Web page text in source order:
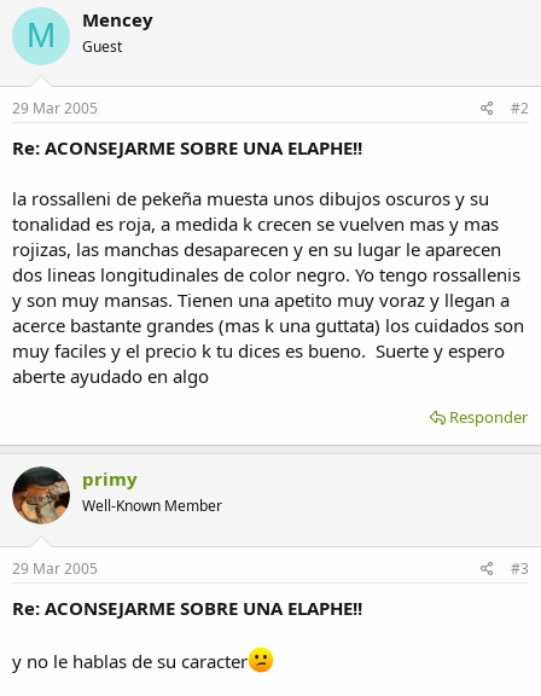
M Mencey
Guest
29 Mar 2005 #2
Re: ACONSEJARME SOBRE UNA ELAPHE!!
la rossalleni de pekeña muesta unos dibujos oscuros y su
tonalidad es roja, a medida k crecen se vuelven mas y mas
rojizas, las manchas desaparecen y en su lugar le aparecen
dos lineas longitudinales de color negro. Yo tengo rossallenis
y son muy mansas. Tienen una apetito muy voraz y llegan a
acerce bastante grandes (mas k una guttata) los cuidados son
muy faciles y el precio k tu dices es bueno. Suerte y espero
aberte ayudado en algo
Responder
primy
Well-Known Member
29 Mar 2005 #3
Re: ACONSEJARME SOBRE UNA ELAPHE!!
y no le hablas de su caracter